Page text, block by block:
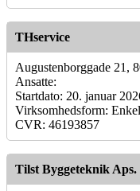
THservice
Augustenborggade 21,
Ansatte:
Startdato: 20. januar
Virksomhedsform:
CVR: 46193857
Tilst Byggeteknik Aps.